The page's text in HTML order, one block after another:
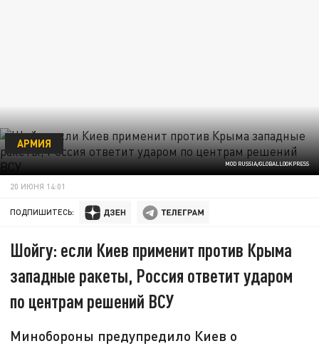
MOD RUSSIA/GLOBALLOOKPRESS
АРМИЯ
20 ИЮНЯ 14:01
ПОДПИШИТЕСЬ:
Шойгу: если Киев применит против Крыма
западные ракеты, Россия ответит ударом
по центрам решений ВСУ
Минобороны предупредило Киев о